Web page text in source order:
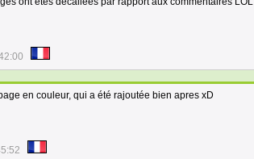
en couleur, qui a été rajoutée bien apres xD